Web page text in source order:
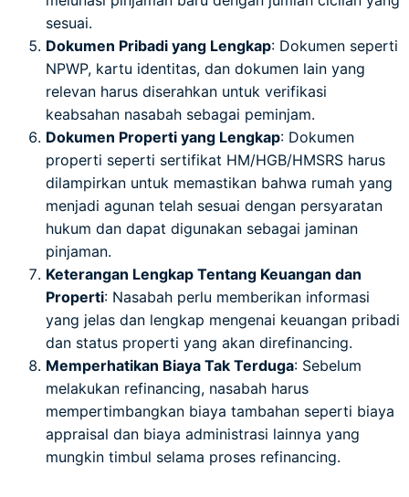
sesuai.
Dokumen Pribadi yang Lengkap: Dokumen seperti
NPWP, kartu identitas, dan dokumen lain yang
relevan harus diserahkan untuk verifikasi
keabsahan nasabah sebagai peminjam.
Dokumen Properti yang Lengkap: Dokumen
properti seperti sertifikat HM/HGB/HMSRS harus
dilampirkan untuk memastikan bahwa rumah yang
menjadi agunan telah sesuai dengan persyaratan
hukum dan dapat digunakan sebagai jaminan
pinjaman.
Keterangan Lengkap Tentang Keuangan dan
Properti: Nasabah perlu memberikan informasi
yang jelas dan lengkap mengenai keuangan pribadi
dan status properti yang akan direfinancing.
Memperhatikan Biaya Tak Terduga: Sebelum
melakukan refinancing, nasabah harus
mempertimbangkan biaya tambahan seperti biaya
appraisal dan biaya administrasi lainnya yang
mungkin timbul selama proses refinancing.